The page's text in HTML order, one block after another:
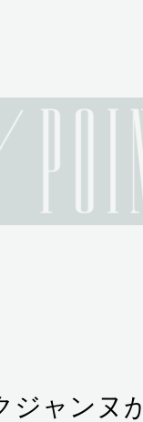
ジャンヌ